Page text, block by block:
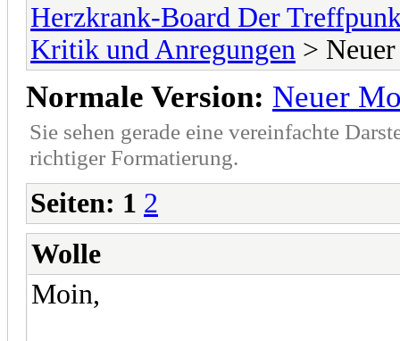
Herzkrank-Board Der
Kritik und Anregungen >
Normale Version: Neuer
Sie sehen gerade eine vereinfachte
richtiger Formatierung.
Seiten: 1 2
Wolle
Moin,